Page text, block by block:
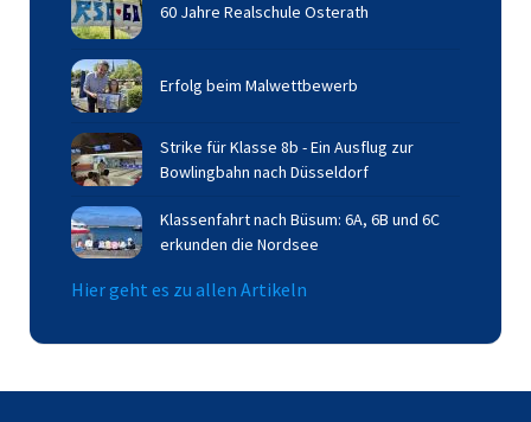
60 Jahre Realschule Osterath
Erfolg beim Malwettbewerb
Strike für Klasse 8b - Ein Ausflug zur
Bowlingbahn nach Düsseldorf
Klassenfahrt nach Büsum: 6A, 6B und 6C
erkunden die Nordsee
Hier geht es zu allen Artikeln